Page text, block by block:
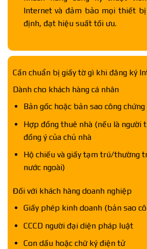
Internet và đảm bảo mọi thiết
định, đạt hiệu suất tối ưu.
Cần chuẩn bị giấy tờ gì khi đăng ký
Dành cho khách hàng cá nhân
Bản gốc hoặc bản sao công chứng
Hợp đồng thuê nhà (nếu là người
đồng ý của chủ nhà
Hộ chiếu và giấy tạm trú/thường
nước ngoài)
Đối với khách hàng doanh nghiệp
Giấy phép kinh doanh (bản sao
CCCD người đại diện pháp luật
Con dấu hoặc chữ ký điện tử